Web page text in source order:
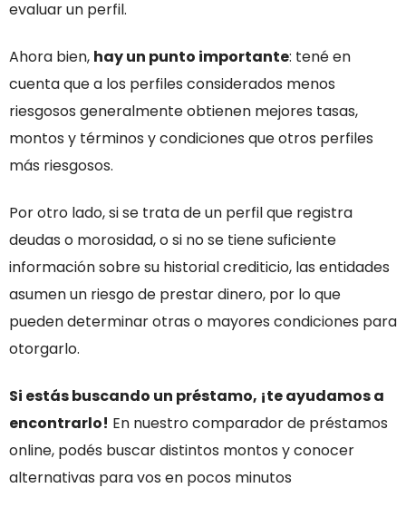
evaluar un perfil.
Ahora bien, hay un punto importante: tené en
cuenta que a los perfiles considerados menos
riesgosos generalmente obtienen mejores tasas,
montos y términos y condiciones que otros perfiles
más riesgosos.
Por otro lado, si se trata de un perfil que registra
deudas o morosidad, o si no se tienesuficiente
información sobre su historial crediticio, las entidades
asumen un riesgo de prestar dinero, por lo que
pueden determinar otras o mayores condiciones para
otorgarlo.
Si estás buscando un préstamo, ¡te ayudamos a
encontrarlo! En nuestro comparador de préstamos
online, podés buscar distintos montos y conocer
alternativas para vos en pocos minutos